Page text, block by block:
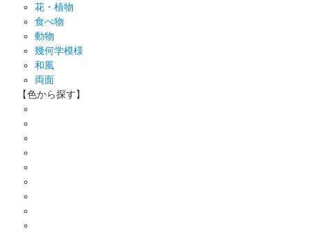
花・植物
食べ物
動物
幾何学模様
和風
両面
【色から探す】